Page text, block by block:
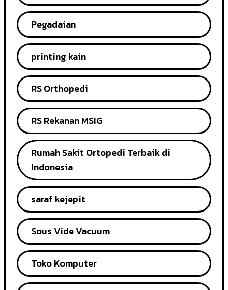
Pegadaian
printing kain
RS Orthopedi
RS Rekanan MSIG
Rumah Sakit Ortopedi Terbaik di
Indonesia
saraf kejepit
Sous Vide Vacuum
Toko Komputer